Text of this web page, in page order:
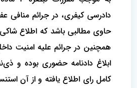
دادرسی کیفری، در جرائم منافی
حاوی مطالبی باشد که اطلاع
همچنین در جرائم علیه امنیت
ابلاغ دادنامه حضوری بوده و
کامل رای اطلاع یافته و از آن